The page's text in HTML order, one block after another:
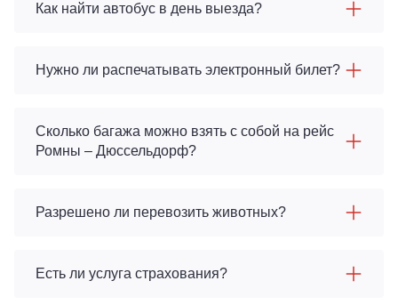
Как найти автобус в день выезда?
Нужно ли распечатывать электронный билет?
Сколько багажа можно взять с собой на рейс
Ромны – Дюссельдорф?
Разрешено ли перевозить животных?
Есть ли услуга страхования?